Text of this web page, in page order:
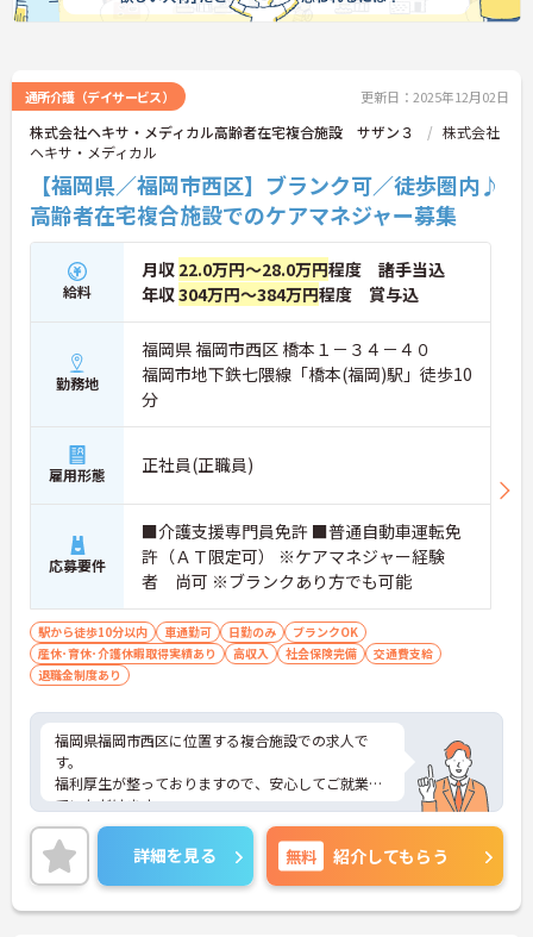
通所介護（デイサービス） 更新日：2025年12月02日
株式会社ヘキサ・メディカル高齢者在宅複合施設 サザン３
株式会社
ヘキサ・メディカル
【福岡県／福岡市西区】ブランク可／徒歩圏内♪
高齢者在宅複合施設でのケアマネジャー募集
給料
月収 22.0万円～28.0万円程度 諸手当込
年収304万円～384万円程度 賞与込
勤務地
福岡県 福岡市西区 橋本１－３４－４０
福岡市地下鉄七隈線「橋本(福岡)駅」徒歩10
分
雇用形態 正社員(正職員)
応募要件
■介護支援専門員免許 ■普通自動車運転免
許（ＡＴ限定可） ※ケアマネジャー経験
者 尚可 ※ブランクあり方でも可能
駅から徒歩10分以内 車通勤可 日勤のみ
ブランクOK
産休･育休･介護休暇取得実績あり
高収入 社会保険完備
交通費支給
退職金制度あり
福岡県福岡市西区に位置する複合施設での求人で
す。
福利厚生が整っておりますので、安心してご就業し
ていただけます。
研修・指導してくださいますので、ブランクのある
方でも安心してご就業していただけます。
ご興味のある方は、お気軽にお問い合わせくださ
い。
詳細を見る 無料 紹介してもらう